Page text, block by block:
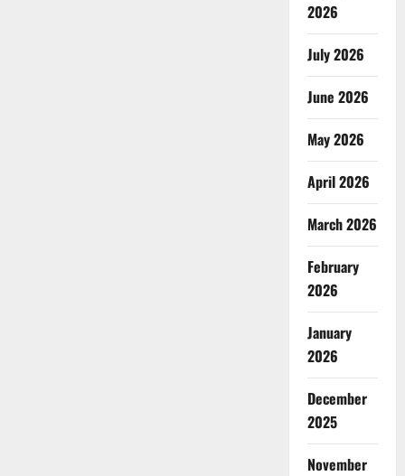
2026
July 2026
June 2026
May 2026
April 2026
March 2026
February
2026
January
2026
December
2025
November